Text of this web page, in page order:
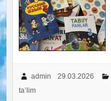
admin 29.03.2026
ta’lim